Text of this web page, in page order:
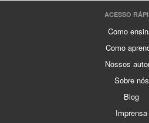
ACESSO
Como
Como
Nossos
Sobre nós
Blog
Imprensa